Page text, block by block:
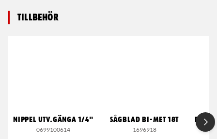
Tillbehör
NIPPEL UTV.GÄNGA 1/4"
0699100614
SÅGBLAD BI-MET 18T
1696918
RD-